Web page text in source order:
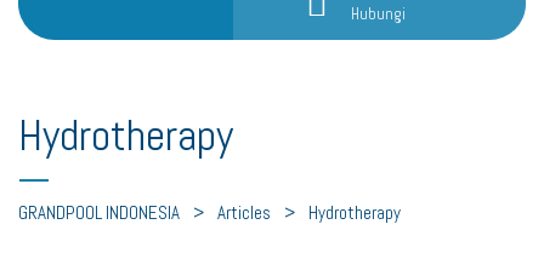
Hubungi
Hydrotherapy
GRANDPOOL INDONESIA > Articles > Hydrotherapy